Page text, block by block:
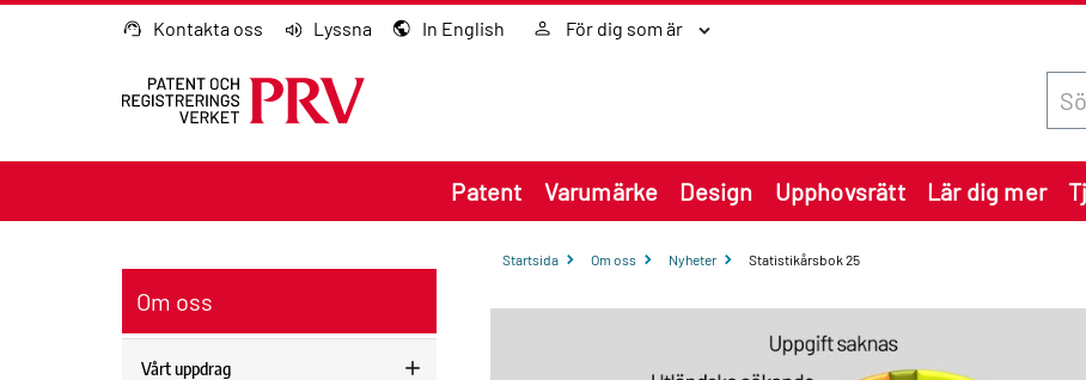
Gå till innehållet Kontakta oss Lyssna In English För dig som är
Patent Varumärke Design Upphovsrätt Lär dig mer
Om oss
Vårt uppdrag
Startsida Om oss Nyheter
Statistikårsbok 25